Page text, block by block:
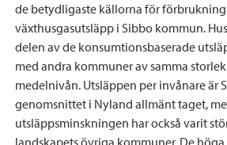
de betydligaste källorna för
växthusgasutsläpp i Sibbo kommun.
delen av de konsumtionsbaserade
med andra kommuner av samma
medelnivån. Utsläppen per invånare är
genomsnittet i Nyland allmänt taget,
utsläppsminskningen har också varit